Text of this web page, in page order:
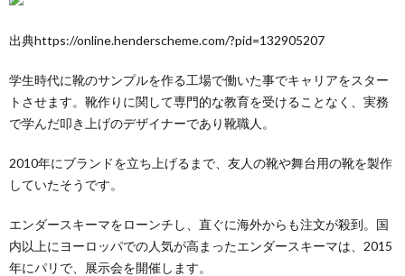
出典https://online.henderscheme.com/?pid=132905207
学生時代に靴のサンプルを作る工場で働いた事でキャリアをスター
トさせます。靴作りに関して専門的な教育を受けることなく、実務
で学んだ叩き上げのデザイナーであり靴職人。
2010年にブランドを立ち上げるまで、友人の靴や舞台用の靴を製作
していたそうです。
エンダースキーマをローンチし、直ぐに海外からも注文が殺到。国
内以上にヨーロッパでの人気が高まったエンダースキーマは、2015
年にパリで、展示会を開催します。